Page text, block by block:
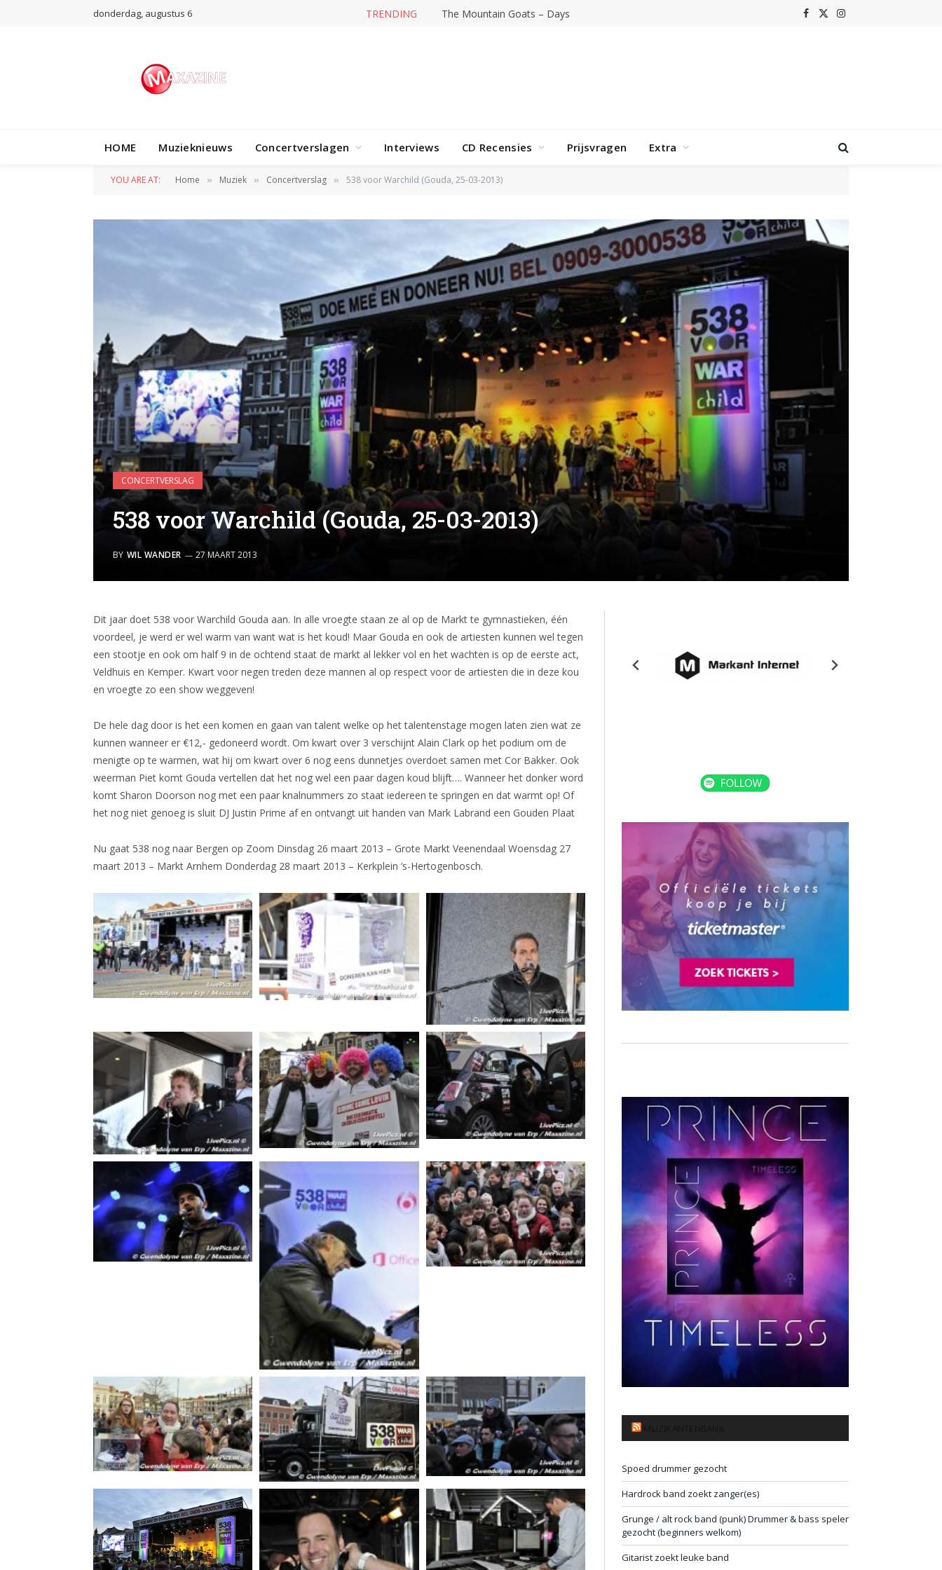
donderdag, augustus 6 TRENDING The Mountain Goats – Days Facebook
X
Instagram
HOME Muzieknieuws Concertverslagen Interviews CD Recensies Prijsvragen Extra
YOU ARE AT: Home » Muziek » Concertverslag » 538 voor Warchild (Gouda, 25-03-2013)
CONCERTVERSLAG
538 voor Warchild (Gouda, 25-03-2013)
BY WIL WANDER 27 MAART 2013
Dit jaar doet 538 voor Warchild Gouda aan. In alle vroegte staan ze al op de Markt te gymnastieken, één
voordeel, je werd er wel warm van want wat is het koud! Maar Gouda en ook de artiesten kunnen wel tegen
een stootje en ook om half 9 in de ochtend staat de markt al lekker vol en het wachten is op de eerste act,
Veldhuis en Kemper. Kwart voor negen treden deze mannen al op respect voor de artiesten die in deze kou
en vroegte zo een show weggeven!
De hele dag door is het een komen en gaan van talent welke op het talentenstage mogen laten zien wat ze
kunnen wanneer er €12,- gedoneerd wordt. Om kwart over 3 verschijnt Alain Clark op het podium om de
menigte op te warmen, wat hij om kwart over 6 nog eens dunnetjes overdoet samen met Cor Bakker. Ook
weerman Piet komt Gouda vertellen dat het nog wel een paar dagen koud blijft…. Wanneer het donker word
komt Sharon Doorson nog met een paar knalnummers zo staat iedereen te springen en dat warmt op! Of
het nog niet genoeg is sluit DJ Justin Prime af en ontvangt uit handen van Mark Labrand een Gouden Plaat
Nu gaat 538 nog naar Bergen op Zoom Dinsdag 26 maart 2013 – Grote Markt Veenendaal Woensdag 27
maart 2013 – Markt Arnhem Donderdag 28 maart 2013 – Kerkplein ‘s-Hertogenbosch.
Spoed drummer gezocht
Hardrock band zoekt zanger(es)
Grunge / alt rock band (punk) Drummer & bass speler
gezocht (beginners welkom)
Gitarist zoekt leuke band